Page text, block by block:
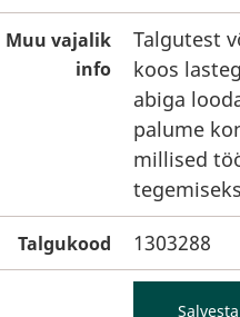
Muu vajalik
info
Talgutest
koos
abiga
palume
millised
Talgukood 1303288